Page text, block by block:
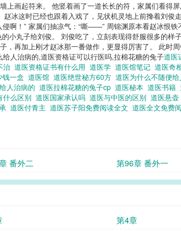
画起符来。 他竖着画了一道长长的符，家属们看得
冰这时已经也跟着入戏了，见状机灵地上前搀着刘俊
啊！” 家属们抽凉气：“嘶——” 周锦渊原本看赵冰恨铁
小丸子给刘俊。 刘俊吃了，立刻表现得舒服很多的样
再加上刚才赵冰那一番做作，更显得厉害了。 此时
人治病的,道医资格证可以行医吗,拉棉花糖的兔子道医
治 道医资格证书有什么用 道医学 道医馆笔记 道医奇
钱一盒 道医馆 道医绝世秘方60方 道医为什么不随便
人治病的 道医拉棉花糖的兔子cp 道医秘本 道医书籍
什么区别 道医国家承认吗 道医与中医的区别 道医悬壶
道医付青主 道医苏子阳免费阅读全文 道医全文免费
番外二 第96章 番外一
第4章